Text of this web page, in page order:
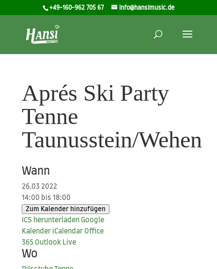
+49-160-962 705 67 info@hansimusic.de
Aprés Ski Party
Tenne
Taunusstein/Wehen
Wann
26.03 2022
14:00 bis 18:00
Zum Kalender hinzufügen
ICS her­un­ter­la­den Goog­le
Kalender iCal­en­dar Office
365 Out­look Live
Wo